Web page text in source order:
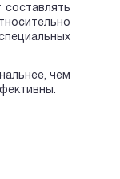
чем